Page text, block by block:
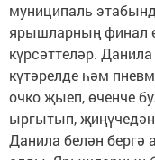
муниципаль
ярышларның финал
күрсәттеләр.
күтәрелде һәм
очко җыеп, өченче
ыргытып,
Данила белән